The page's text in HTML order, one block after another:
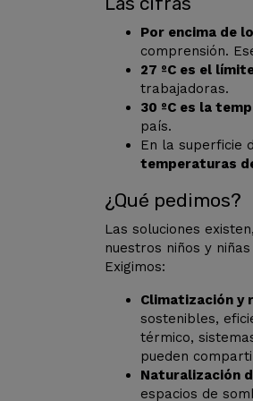
Por encima de
comprensión.
27 ºC es el
trabajadoras.
30 ºC es la
país.
En la superficie
temperaturas
¿Qué pedimos?
Las soluciones
nuestros niños y
Exigimos:
Climatización y
sostenibles,
térmico,
pueden
Naturalización
espacios de